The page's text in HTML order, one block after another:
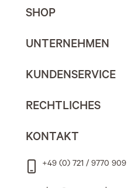
SHOP
UNTERNEHMEN
KUNDENSERVICE
RECHTLICHES
KONTAKT
+49 (0) 721 / 9770 909